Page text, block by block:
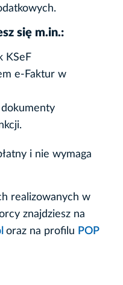
się m.in.:
KSeF
e-Faktur w
i nie wymaga
realizowanych w
znajdziesz na
oraz na profilu POP